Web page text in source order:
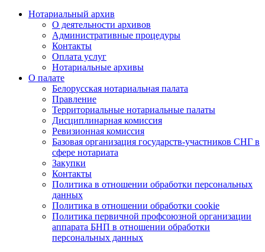
Нотариальный архив
О деятельности архивов
Административные процедуры
Контакты
Оплата услуг
Нотариальные архивы
О палате
Белорусская нотариальная палата
Правление
Территориальные нотариальные палаты
Дисциплинарная комиссия
Ревизионная комиссия
Базовая организация государств-участников СНГ в
сфере нотариата
Закупки
Контакты
Политика в отношении обработки персональных
данных
Политика в отношении обработки cookie
Политика первичной профсоюзной организации
аппарата БНП в отношении обработки
персональных данных